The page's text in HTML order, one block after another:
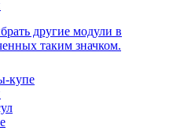
другие модули в
таким значком.
купе